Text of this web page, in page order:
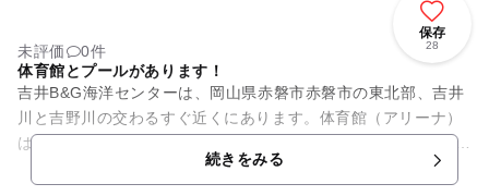
保存
28
未評価
0件
体育館とプールがあります！
吉井B&G海洋センターは、岡山県赤磐市赤磐市の東北部、吉井
川と吉野川の交わるすぐ近くにあります。体育館（アリーナ）
は27ｍ×30ｍあり、バレーボールで2面、バスケットボールで1
続きをみる